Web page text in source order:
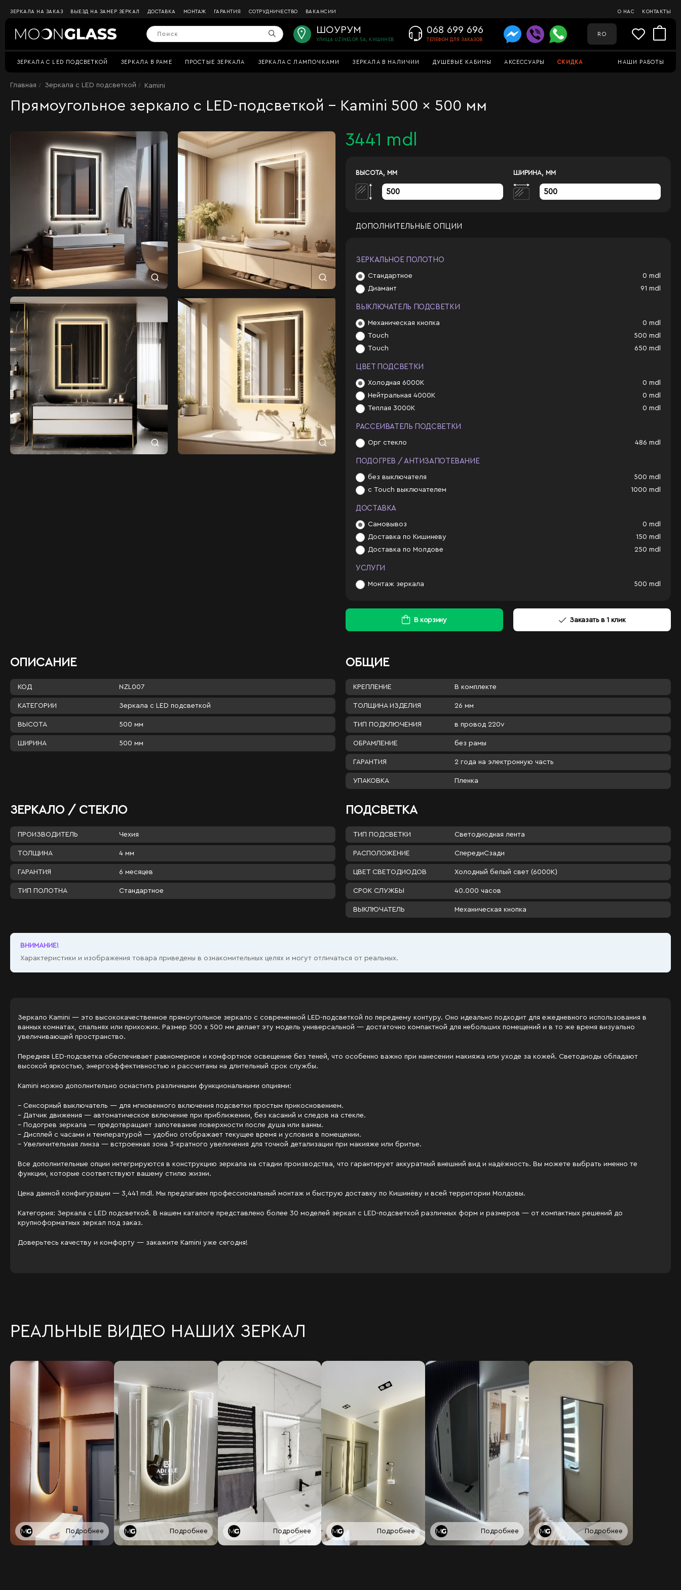
ЗЕРКАЛА НА ЗАКАЗ ВЫЕЗД НА ЗАМЕР ЗЕРКАЛ ДОСТАВКА МОНТАЖ ГАРАНТИЯ СОТРУДНИЧЕСТВО ВАКАНСИИ О НАС КОНТАКТЫ
ШОУРУМ
УЛИЦА UZINELOR 5A, КИШИНЕВ
068 699 696
ТЕЛЕФОН ДЛЯ ЗАКАЗОВ
RO
ЗЕРКАЛА C LED ПОДСВЕТКОЙ ЗЕРКАЛА В РАМЕ ПРОСТЫЕ ЗЕРКАЛА ЗЕРКАЛА С ЛАМПОЧКАМИ ЗЕРКАЛА В НАЛИЧИИ ДУШЕВЫЕ КАБИНЫ АКСЕССУАРЫ СКИДКА НАШИ РАБОТЫ
Главная Зеркала c LED подсветкой Kamini
Прямоугольное зеркало с LED-подсветкой - Kamini 500 x 500 мм
3441 mdl
ВЫСОТА, ММ ШИРИНА, ММ
ДОПОЛНИТЕЛЬНЫЕ ОПЦИИ
ЗЕРКАЛЬНОЕ ПОЛОТНО
Стандартное 0 mdl
Диамант
91 mdl
ВЫКЛЮЧАТЕЛЬ ПОДСВЕТКИ
Механическая кнопка 0 mdl
Touch
500 mdl
Touch
650 mdl
ЦВЕТ ПОДСВЕТКИ
Холодная 6000К 0 mdl
Нейтральная 4000К
0 mdl
Теплая 3000К
0 mdl
РАССЕИВАТЕЛЬ ПОДСВЕТКИ
Орг стекло 486 mdl
ПОДОГРЕВ / АНТИЗАПОТЕВАНИЕ
без выключателя 500 mdl
с Touch выключателем
1000 mdl
ДОСТАВКА
Самовывоз 0 mdl
Доставка по Кишиневу
150 mdl
Доставка по Молдове
250 mdl
УСЛУГИ
Монтаж зеркала 500 mdl
В корзину Заказать в 1 клик
ОПИСАНИЕ
КОД NZL007
КАТЕГОРИИ Зеркала c LED подсветкой
ВЫСОТА 500 мм
ШИРИНА 500 мм
ОБЩИЕ
КРЕПЛЕНИЕ В комплекте
ТОЛЩИНА ИЗДЕЛИЯ 26 мм
ТИП ПОДКЛЮЧЕНИЯ в провод 220v
ОБРАМЛЕНИЕ без рамы
ГАРАНТИЯ 2 года на электронную часть
УПАКОВКА Пленка
ЗЕРКАЛО / СТЕКЛО
ПРОИЗВОДИТЕЛЬ Чехия
ТОЛЩИНА 4 мм
ГАРАНТИЯ 6 месяцев
ТИП ПОЛОТНА Стандартное
ПОДСВЕТКА
ТИП ПОДСВЕТКИ Светодиодная лента
РАСПОЛОЖЕНИЕ СпередиСзади
ЦВЕТ СВЕТОДИОДОВ Холодный белый свет (6000К)
СРОК СЛУЖБЫ 40.000 часов
ВЫКЛЮЧАТЕЛЬ Механическая кнопка
ВНИМАНИЕ!
Характеристики и изображения товара приведены в ознакомительных целях и могут отличаться от реальных.
Зеркало Kamini — это высококачественное прямоугольное зеркало с современной LED-подсветкой по переднему контуру. Оно идеально подходит для ежедневного использования в
ванных комнатах, спальнях или прихожих. Размер 500 x 500 мм делает эту модель универсальной — достаточно компактной для небольших помещений и в то же время визуально
увеличивающей пространство.
Передняя LED-подсветка обеспечивает равномерное и комфортное освещение без теней, что особенно важно при нанесении макияжа или уходе за кожей. Светодиоды обладают
высокой яркостью, энергоэффективностью и рассчитаны на длительный срок службы.
Kamini можно дополнительно оснастить различными функциональными опциями:
– Сенсорный выключатель — для мгновенного включения подсветки простым прикосновением.
– Датчик движения — автоматическое включение при приближении, без касаний и следов на стекле.
– Подогрев зеркала — предотвращает запотевание поверхности после душа или ванны.
– Дисплей с часами и температурой — удобно отображает текущее время и условия в помещении.
– Увеличительная линза — встроенная зона 3-кратного увеличения для точной детализации при макияже или бритье.
Все дополнительные опции интегрируются в конструкцию зеркала на стадии производства, что гарантирует аккуратный внешний вид и надёжность. Вы можете выбрать именно те
функции, которые соответствуют вашему стилю жизни.
Цена данной конфигурации — 3,441 mdl. Мы предлагаем профессиональный монтаж и быструю доставку по Кишинёву и всей территории Молдовы.
Категория: Зеркала c LED подсветкой. В нашем каталоге представлено более 30 моделей зеркал с LED-подсветкой различных форм и размеров — от компактных решений до
крупноформатных зеркал под заказ.
Доверьтесь качеству и комфорту — закажите Kamini уже сегодня!
РЕАЛЬНЫЕ ВИДЕО НАШИХ ЗЕРКАЛ
Подробнее Подробнее Подробнее Подробнее Подробнее Подробнее